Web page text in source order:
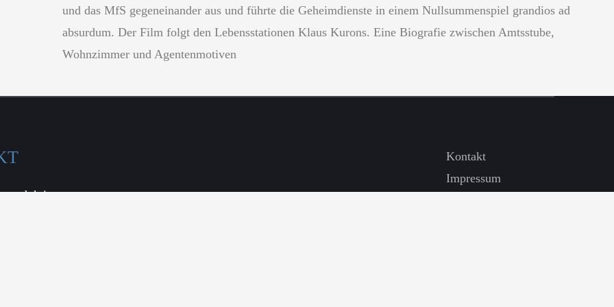
und das MfS gegeneinander aus und führte die Geheimdienste in einem Nullsummenspiel grandios ad
absurdum. Der Film folgt den Lebensstationen Klaus Kurons. Eine Biografie zwischen Amtsstube,
Wohnzimmer und Agentenmotiven
Kontakt
Impressum